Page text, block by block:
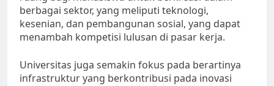
berbagai sektor, yang meliputi teknologi,
kesenian, dan pembangunan sosial, yang dapat
menambah kompetisi lulusan di pasar kerja.
Universitas juga semakin fokus pada berartinya
infrastruktur yang berkontribusi pada inovasi